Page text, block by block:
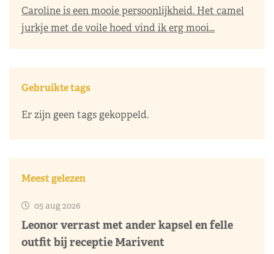
Caroline is een mooie persoonlijkheid. Het camel
jurkje met de voile hoed vind ik erg mooi...
Gebruikte tags
Er zijn geen tags gekoppeld.
Meest gelezen
05 aug 2026
Leonor verrast met ander kapsel en felle
outfit bij receptie Marivent